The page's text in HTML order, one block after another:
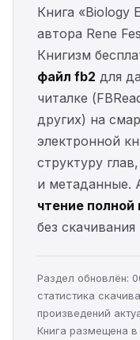
Книга «Biology
автора Rene
Книгизм
файл fb2 для
читалке
других) на
электронной
структуру
и метаданные.
чтение полной
без
Раздел обновлён:
статистика
произведений
Книга размещена в